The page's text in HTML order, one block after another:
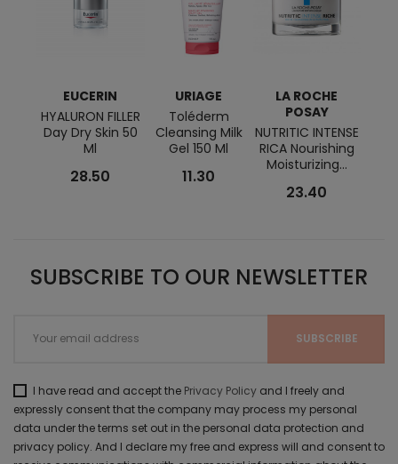
EUCERIN
HYALURON FILLER
Day Dry Skin 50
Ml
28.50
URIAGE
Toléderm
Cleansing Milk
Gel 150 Ml
11.30
LA ROCHE
POSAY
NUTRITIC INTENSE
RICA Nourishing
Moisturizing...
23.40
SUBSCRIBE TO OUR NEWSLETTER
I have read and accept the Privacy Policy and I freely and
expressly consent that the company may process my personal
data under the terms set out in the personal data protection and
privacy policy. And I declare my free and express will and consent to